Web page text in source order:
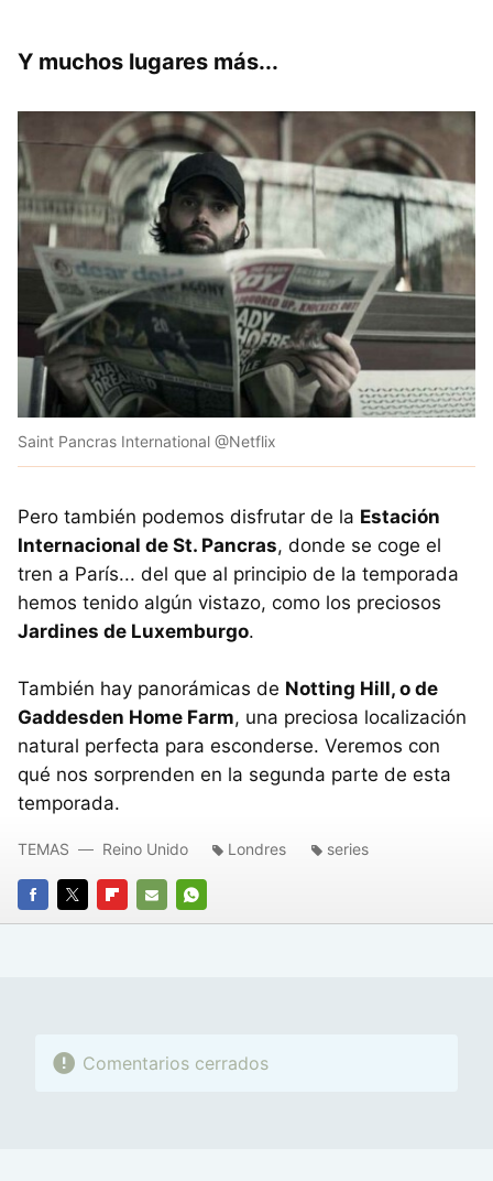
Y muchos lugares más...
Saint Pancras International @Netflix
Pero también podemos disfrutar de la Estación
Internacional de St. Pancras, donde se coge el
tren a París... del que al principio de la temporada
hemos tenido algún vistazo, como los preciosos
Jardines de Luxemburgo.
También hay panorámicas de Notting Hill, o de
Gaddesden Home Farm, una preciosa localización
natural perfecta para esconderse. Veremos con
qué nos sorprenden en la segunda parte de esta
temporada.
FACEBOOK
TWITTERFLIPBOARD
E-
WHATSAPP
TEMAS Reino Unido Londres series
Comentarios cerrados